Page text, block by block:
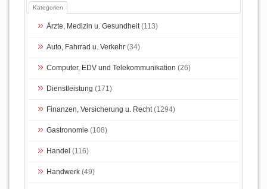
Kategorien
Ärzte, Medizin u. Gesundheit(113)
Auto, Fahrrad u. Verkehr (34)
Computer, EDV und Telekommunikation (26)
Dienstleistung (171)
Finanzen, Versicherung u. Recht(1294)
Gastronomie (108)
Handel (116)
Handwerk (49)